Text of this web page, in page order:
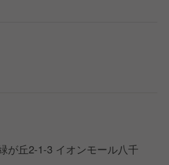
が丘2-1-3 イオンモール八千